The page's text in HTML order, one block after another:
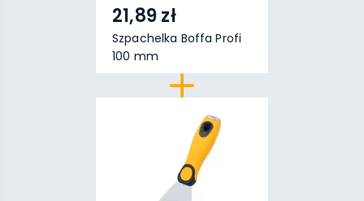
21,89 zł
Szpachelka Boffa Profi
100 mm